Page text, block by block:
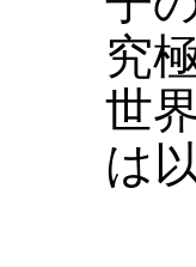
究
世
は